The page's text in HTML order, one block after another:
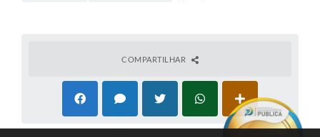
COMPARTILHAR